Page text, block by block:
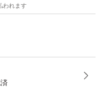
われます